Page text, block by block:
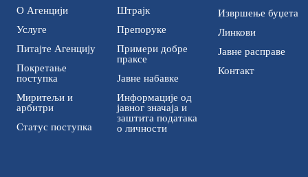
О Агенцији
Услуге
Питајте Агенцију
Покретање
поступка
Миритељи и
арбитри
Статус поступка
Штрајк
Препоруке
Примери добре
праксе
Јавне набавке
Информације од
јавног значаја и
заштита података
о личности
Извршење буџета
Линкови
Јавне расправе
Контакт